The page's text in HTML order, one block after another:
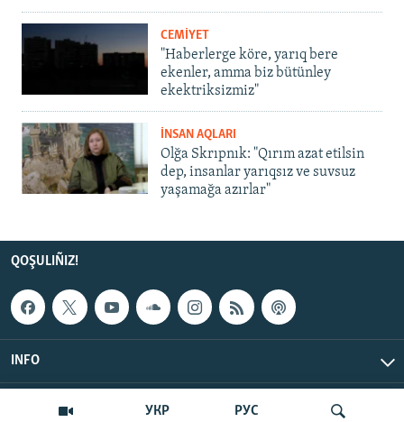
УКР РУС
CEMİYET
"Haberlerge köre, yarıq bere
ekenler, amma biz bütünley
ekektriksizmiz"
İNSAN AQLARI
Olğa Skrıpnık: "Qırım azat etilsin
dep, insanlar yarıqsız ve suvsuz
yaşamağa azırlar"
QOŞULIÑIZ!
INFO
© Qırım.Aqiqat, 2026 | All Rights Reserved.